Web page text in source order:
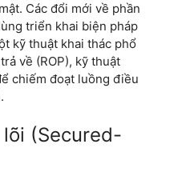
Các đổi mới về phần
triển khai biện pháp
kỹ thuật khai thác phổ
về (ROP), kỹ thuật
chiếm đoạt luồng điều
(Secured-